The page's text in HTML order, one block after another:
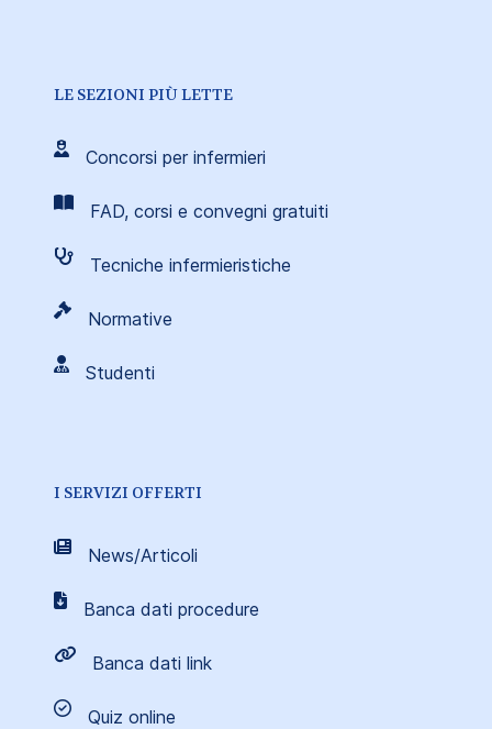
LE SEZIONI PIÙ LETTE
Concorsi per infermieri
FAD, corsi e convegni gratuiti
Tecniche infermieristiche
Normative
Studenti
I SERVIZI OFFERTI
News/Articoli
Banca dati procedure
Banca dati link
Quiz online